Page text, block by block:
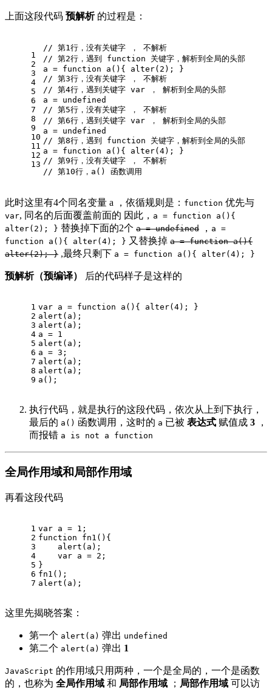
上面这段代码 预解析的过程是：
1
2
3
4
5
6
7
8
9
10
11
12
13
// 第1行，没有关键字 ， 不解析
// 第2行，遇到 function 关键字，解析到全局的头部
a = function a ( ) { alter( 2 ); }
// 第3行，没有关键字 ， 不解析
// 第4行，遇到关键字 var ， 解析到全局的头部
a = undefined
// 第5行，没有关键字 ， 不解析
// 第6行，遇到关键字 var ， 解析到全局的头部
a = undefined
// 第8行，遇到 function 关键字，解析到全局的头部
a = function a ( ) { alter( 4); }
// 第9行，没有关键字 ， 不解析
// 第10行，a() 函数调用
此时这里有4个同名变量 a ，依循规则是： function 优先与
var, 同名的后面覆盖前面的 因此， a = function a(){
alter(2); } 替换掉下面的2个 a = undefined ， a =
function a(){ alter(4); } 又替换掉 a = function a(){
alter(2); } ,最终只剩下 a = function a(){ alter(4); }
预解析（预编译） 后的代码样子是这样的
1
2
3
4
5
6
7
8
9
var a = function a ( ) { alter( 4); }
alert(a);
alert(a);
a = 1
alert(a);
a = 3 ;
alert(a);
alert(a);
a();
执行代码，就是执行的这段代码，依次从上到下执行，
最后的 a() 函数调用，这时的 a 已被 表达式 赋值成 3 ，
而报错 a is not a function
全局作用域和局部作用域
再看这段代码
1
2
3
4
5
6
7
var a = 1 ;
function
fn1 ( ) {
    alert(a);
var a = 2 ;
}
fn1();
alert(a);
这里先揭晓答案：
第一个 alert(a) 弹出 undefined
第二个 alert(a) 弹出 1
JavaScript 的作用域只用两种，一个是全局的，一个是函数
的，也称为 全局作用域 和 局部作用域 ； 局部作用域 可以访